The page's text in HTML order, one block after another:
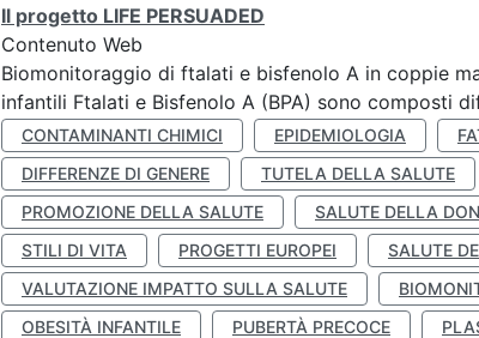
Il progetto LIFE PERSUADED
Contenuto Web
Biomonitoraggio di ftalati e bisfenolo A in coppie
infantili Ftalati e Bisfenolo A (BPA) sono composti
CONTAMINANTI CHIMICI EPIDEMIOLOGIA
DIFFERENZE DI GENERE
TUTELA DELLA SALUTE
PROMOZIONE DELLA SALUTE
SALUTE DELLA
STILI DI VITA
PROGETTI EUROPEI SALUTE
VALUTAZIONE IMPATTO SULLA SALUTE
OBESITÀ INFANTILE
PUBERTÀ PRECOCE